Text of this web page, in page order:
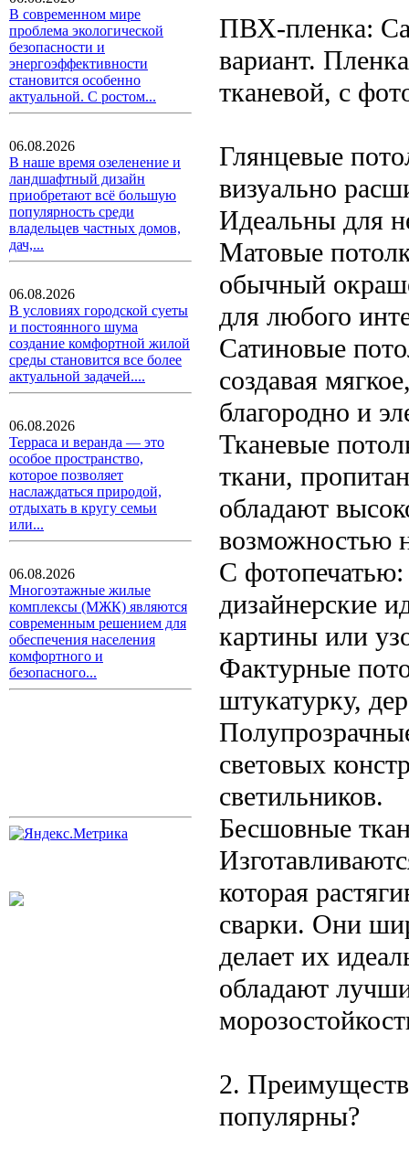
В современном мире
проблема экологической
безопасности и
энергоэффективности
становится особенно
актуальной. С ростом...
06.08.2026
В наше время озеленение и
ландшафтный дизайн
приобретают всё большую
популярность среди
владельцев частных домов,
дач,...
06.08.2026
В условиях городской суеты
и постоянного шума
создание комфортной жилой
среды становится все более
актуальной задачей....
06.08.2026
Терраса и веранда — это
особое пространство,
которое позволяет
наслаждаться природой,
отдыхать в кругу семьи
или...
06.08.2026
Многоэтажные жилые
комплексы (МЖК) являются
современным решением для
обеспечения населения
комфортного и
безопасного...
ПВХ-пленка:
вариант.
тканевой, с
Глянцевые
визуально
Идеальны для
Матовые
обычный
для любого
Сатиновые
создавая
благородно и
Тканевые
ткани,
обладают
возможностью
С
дизайнерские
картины или
Фактурные
штукатурку,
световых
светильников.
Бесшовные
которая
сварки. Они
делает их
обладают
2.
популярны?